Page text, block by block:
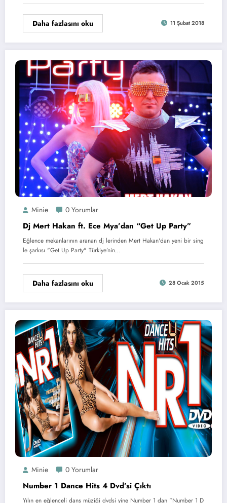
Daha fazlasını oku 11 Şubat 2018
Minie 0 Yorumlar
Dj Mert Hakan ft. Ece Mya’dan “Get Up Party”
Eğlence mekanlarının aranan dj lerinden Mert Hakan'dan yeni bir sing
le şarkısı "Get Up Party" Türkiye’nin…
Daha fazlasını oku 28 Ocak 2015
Minie 0 Yorumlar
Number 1 Dance Hits 4 Dvd’si Çıktı
Yılın en eğlenceli dans müziği dvdsi yine Number 1 dan "Number 1 D